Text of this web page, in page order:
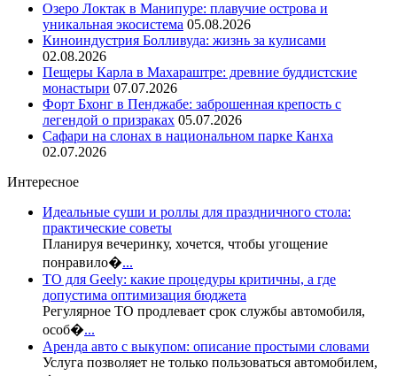
Озеро Локтак в Манипуре: плавучие острова и
уникальная экосистема 05.08.2026
Киноиндустрия Болливуда: жизнь за кулисами
02.08.2026
Пещеры Карла в Махараштре: древние буддистские
монастыри 07.07.2026
Форт Бхонг в Пенджабе: заброшенная крепость с
легендой о призраках 05.07.2026
Сафари на слонах в национальном парке Канха
02.07.2026
Интересное
Идеальные суши и роллы для праздничного стола:
практические советы
Планируя вечеринку, хочется, чтобы угощение
понравило�...
ТО для Geely: какие процедуры критичны, а где
допустима оптимизация бюджета
Регулярное ТО продлевает срок службы автомобиля,
особ�...
Аренда авто с выкупом: описание простыми словами
Услуга позволяет не только пользоваться автомобилем,